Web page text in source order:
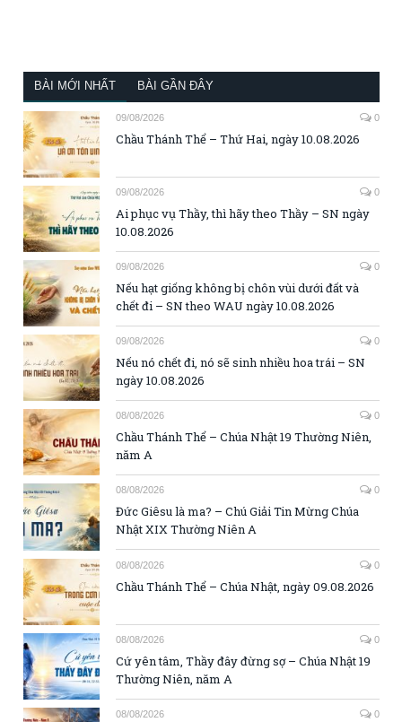
BÀI MỚI NHẤT BÀI GẦN ĐÂY
09/08/2026 0
Chầu Thánh Thể – Thứ Hai, ngày 10.08.2026
09/08/2026 0
Ai phục vụ Thầy, thì hãy theo Thầy – SN ngày
10.08.2026
09/08/2026 0
Nếu hạt giống không bị chôn vùi dưới đất và
chết đi – SN theo WAU ngày 10.08.2026
09/08/2026 0
Nếu nó chết đi, nó sẽ sinh nhiều hoa trái – SN
ngày 10.08.2026
08/08/2026 0
Chầu Thánh Thể – Chúa Nhật 19 Thường Niên,
năm A
08/08/2026 0
Đức Giêsu là ma? – Chú Giải Tin Mừng Chúa
Nhật XIX Thường Niên A
08/08/2026 0
Chầu Thánh Thể – Chúa Nhật, ngày 09.08.2026
08/08/2026 0
Cứ yên tâm, Thầy đây đừng sợ – Chúa Nhật 19
Thường Niên, năm A
08/08/2026 0